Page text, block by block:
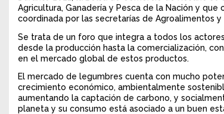
Agricultura, Ganadería y Pesca de la Nación y
coordinada por las secretarías de Agroalimentos
Se trata de un foro que integra a todos los
desde la producción hasta la comercialización,
en el mercado global de estos productos.
El mercado de legumbres cuenta con mucho
crecimiento económico, ambientalmente
aumentando la captación de carbono, y
planeta y su consumo está asociado a un buen